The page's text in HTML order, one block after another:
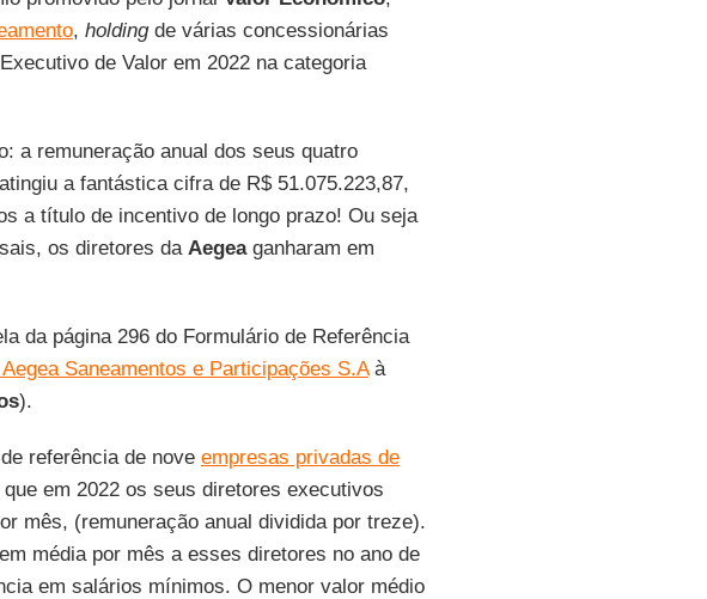
, holdingde várias concessionárias
de Valor em 2022 na categoria
a remuneração anual dos seus quatro
a fantástica cifra de R$ 51.075.223,87,
a título de incentivo de longo prazo! Ou seja
os diretores da Aegeaganharam em
da página 296 do Formulário de Referência
Saneamentos e Participações S.Aà
).
referência de nove empresas privadas de
em 2022 os seus diretores executivos
mês, (remuneração anual dividida por treze).
média por mês a esses diretores no ano de
em salários mínimos. O menor valor médio